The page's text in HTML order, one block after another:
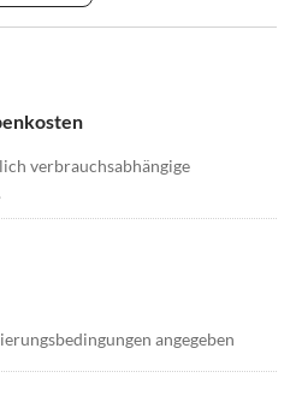
verbrauchsabhängige
angegeben